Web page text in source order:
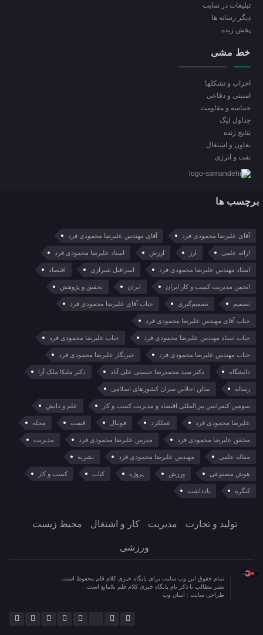
تبلیغات در سایت
ديگر رسانه ها
پخش زنده
خط مشی
احزاب و تشکلها
امنیتی و دفاعی
حماسه و مقاومت
جداول لیگ
نتایج زنده
تعاون و اشتغال
نفت و انرژی
برچسب ها
آقای علیرضا محمودی فرد آقای مهندس علیرضا محمودی فرد
ارائه علمی ارز ارزش استاد علیرضا محمودی فرد
استاد مهندس علیرضا محمودی فرد اسرافیل شیرازی اقتصاد
انجمن مدیریت کسب و کار ایران ایران تحقیق و پژوهش
تصمیم تصمیم‌گیری جناب آقای علیرضا محمودی فرد
جناب آقای مهندس علیرضا محمودی فرد
جناب استاد مهندس علیرضا محمودی فرد جناب علیرضا محمودی فرد
جناب مهندس علیرضا محمودی فرد خبرنگار علیرضا محمودی فرد
دانشگاه دکتر سید محمدرضا حسینی علی آباد دکتر ملیکا ملک آرا
رساله سالن اجلاس سران کشورهای اسلامی
سومین کنفرانس بین‌المللی اقتصاد و مدیریت کسب و کار علم و دانش
علیرضا محمودی فرد عملکرد فوتبال قیمت مجله
محقق علیرضا محمودی فرد مدرس علیرضا محمودی فرد مدیریت
مقاله علمی مهندس علیرضا محمودی فرد نشریه
هوش مصنوعی ورزش پروژه کتاب کسب و کار
کنگره یادداشت
تولید و تجارت مدیریت کار و اشتغال محیط زیست
ورزشی
تمام حقوق این وب سایت برای پایگاه خبری کلام قلم محفوظ است.
نشر مطالب با ذکر نام پایگاه خبری کلام قلم بلامانع است.
طراحی سایت : آسان وب